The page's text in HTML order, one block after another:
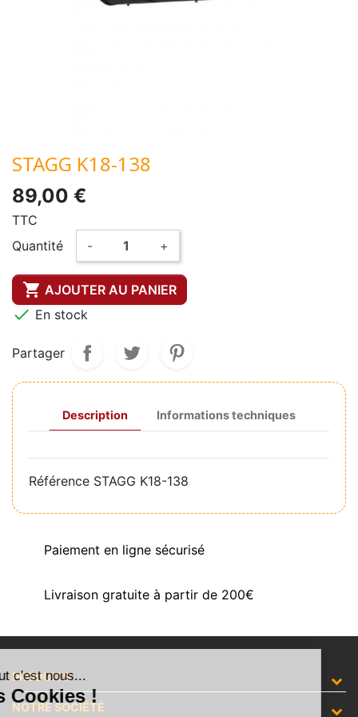
STAGG K18-138
89,00 €
TTC
Quantité
- +
 AJOUTER AU PANIER
 En stock
Partager
Description Informations techniques
Référence STAGG K18-138
Paiement en ligne sécurisé
Livraison gratuite à partir de 200€
PRODUITS
NOTRE SOCIÉTÉ
Salut c'est nous...
les Cookies !